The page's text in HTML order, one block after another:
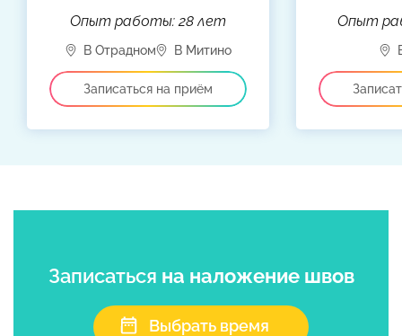
Опыт работы: 28 лет
Опыт
Записаться на наложение швов
Выбрать время